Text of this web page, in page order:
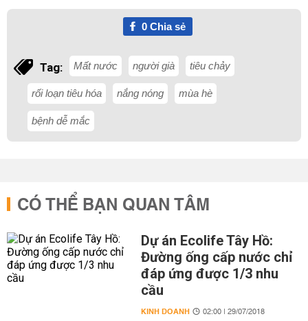
0Chia sẻ
Tag: Mất nước người già tiêu chảy
rối loạn tiêu hóa nắng nóng mùa hè
bệnh dễ mắc
CÓ THỂ BẠN QUAN TÂM
Dự án Ecolife Tây Hồ:
Đường ống cấp nước chỉ
đáp ứng được 1/3 nhu
cầu
KINH DOANH 02:00 | 29/07/2018